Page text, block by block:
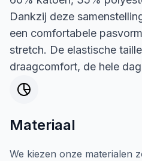
Dankzij deze
een comfortabele
stretch. De elastische
draagcomfort, de hele
Materiaal
We kiezen onze materialen